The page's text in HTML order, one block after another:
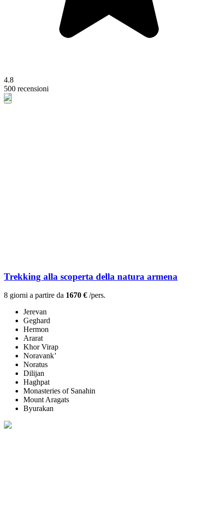
4.8
500 recensioni
Trekking alla scoperta della natura armena
8 giorni a partire da 1670 € /pers.
Jerevan
Geghard
Hermon
Ararat
Khor Virap
Noravank’
Noratus
Dilijan
Haghpat
Monasteries of Sanahin
Mount Aragats
Byurakan